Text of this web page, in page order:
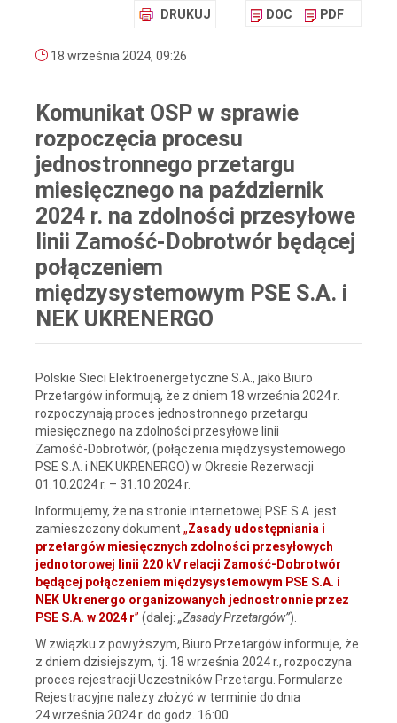
DRUKUJ DOC PDF
18 września 2024, 09:26
Komunikat OSP w sprawie
rozpoczęcia procesu
jednostronnego przetargu
miesięcznego na październik
2024 r. na zdolności przesyłowe
linii Zamość-Dobrotwór będącej
połączeniem
międzysystemowym PSE S.A. i
NEK UKRENERGO
Polskie Sieci Elektroenergetyczne S.A., jako Biuro
Przetargów informują, że z dniem 18 września 2024 r.
rozpoczynają proces jednostronnego przetargu
miesięcznego na zdolności przesyłowe linii
Zamość‑Dobrotwór, (połączenia międzysystemowego
PSE S.A. i NEK UKRENERGO) w Okresie Rezerwacji
01.10.2024 r. – 31.10.2024 r.
Informujemy, że na stronie internetowej PSE S.A. jest
zamieszczony dokument „Zasady udostępniania i
przetargów miesięcznych zdolności przesyłowych
jednotorowej linii 220 kV relacji Zamość‑Dobrotwór
będącej połączeniem międzysystemowym PSE S.A. i
NEK Ukrenergo organizowanych jednostronnie przez
PSE S.A. w 2024 r” (dalej: „Zasady Przetargów”).
W związku z powyższym, Biuro Przetargów informuje, że
z dniem dzisiejszym, tj. 18 września 2024 r., rozpoczyna
proces rejestracji Uczestników Przetargu. Formularze
Rejestracyjne należy złożyć w terminie do dnia
24 września 2024 r. do godz. 16:00.